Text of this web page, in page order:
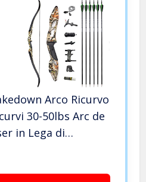
Arco Ricurvo
30-50lbs Arc de
in Lega di
con Frecce in